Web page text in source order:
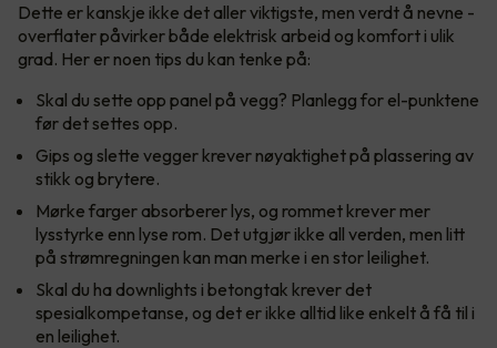
Dette er kanskje ikke det aller viktigste, men verdt å nevne -
overflater påvirker både elektrisk arbeid og komfort i ulik
grad. Her er noen tips du kan tenke på:
Skal du sette opp panel på vegg? Planlegg for el-punktene
før det settes opp.
Gips og slette vegger krever nøyaktighet på plassering av
stikk og brytere.
Mørke farger absorberer lys, og rommet krever mer
lysstyrke enn lyse rom. Det utgjør ikke all verden, men litt
på strømregningen kan man merke i en stor leilighet.
Skal du ha downlights i betongtak krever det
spesialkompetanse, og det er ikke alltid like enkelt å få til i
en leilighet.